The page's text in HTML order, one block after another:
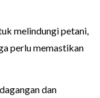
melindungi petani,
perlu memastikan
dan